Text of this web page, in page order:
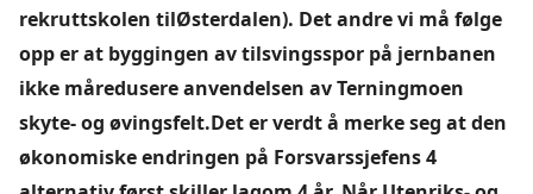
rekruttskolen tilØsterdalen). Det andre vi må følge
opp er at byggingen av tilsvingsspor på jernbanen
ikke måredusere anvendelsen av Terningmoen
skyte- og øvingsfelt.Det er verdt å merke seg at den
økonomiske endringen på Forsvarssjefens 4